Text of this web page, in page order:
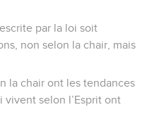
par la loi soit
non selon la chair, mais
la chair ont les tendances
vivent selon l’Esprit ont